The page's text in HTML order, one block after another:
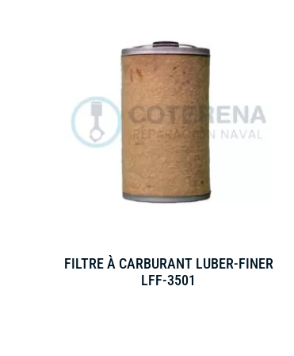
FILTRE À CARBURANT LUBER-FINER
LFF-3501